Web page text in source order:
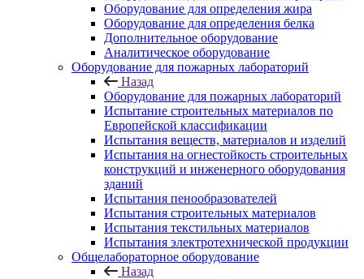
Оборудование для определения жира
Оборудование для определения белка
Дополнительное оборудование
Аналитическое оборудование
Оборудование для пожарных лабораторий
Назад
Оборудование для пожарных лабораторий
Испытание строительных материалов по
Европейской классификации
Испытания веществ, материалов и изделий
Испытания на огнестойкость строительных
конструкций и инженерного оборудования
зданий
Испытания пенообразователей
Испытания строительных материалов
Испытания текстильных материалов
Испытания электротехнической продукции
Общелабораторное оборудование
Назад